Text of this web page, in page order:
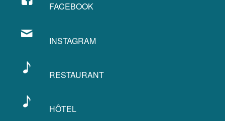
FACEBOOK
INSTAGRAM
RESTAURANT
HÔTEL